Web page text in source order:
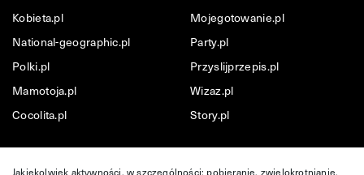
Kobieta.pl
Mojegotowanie.pl
National-geographic.pl
Party.pl
Polki.pl
Przyslijprzepis.pl
Mamotoja.pl
Wizaz.pl
Cocolita.pl
Story.pl
Jakiekolwiek aktywności, w szczególności: pobieranie, zwielokrotnianie,